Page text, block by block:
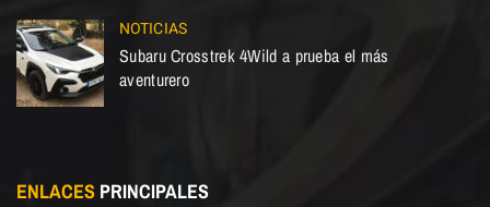
NOTICIAS
Subaru Crosstrek 4Wild a prueba el más
aventurero
ENLACES PRINCIPALES